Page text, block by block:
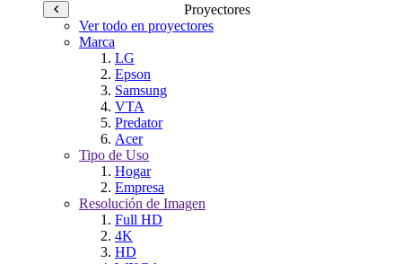
Proyectores
Ver todo en proyectores
Marca
LG
Epson
Samsung
VTA
Predator
Acer
Tipo de Uso
Hogar
Empresa
Resolución de Imagen
Full HD
4K
HD